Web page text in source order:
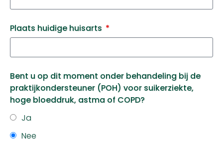
Plaats huidige huisarts
Bent u op dit moment onder behandeling bij de
praktijkondersteuner (POH) voor suikerziekte,
hoge bloeddruk, astma of COPD?
Ja
Nee